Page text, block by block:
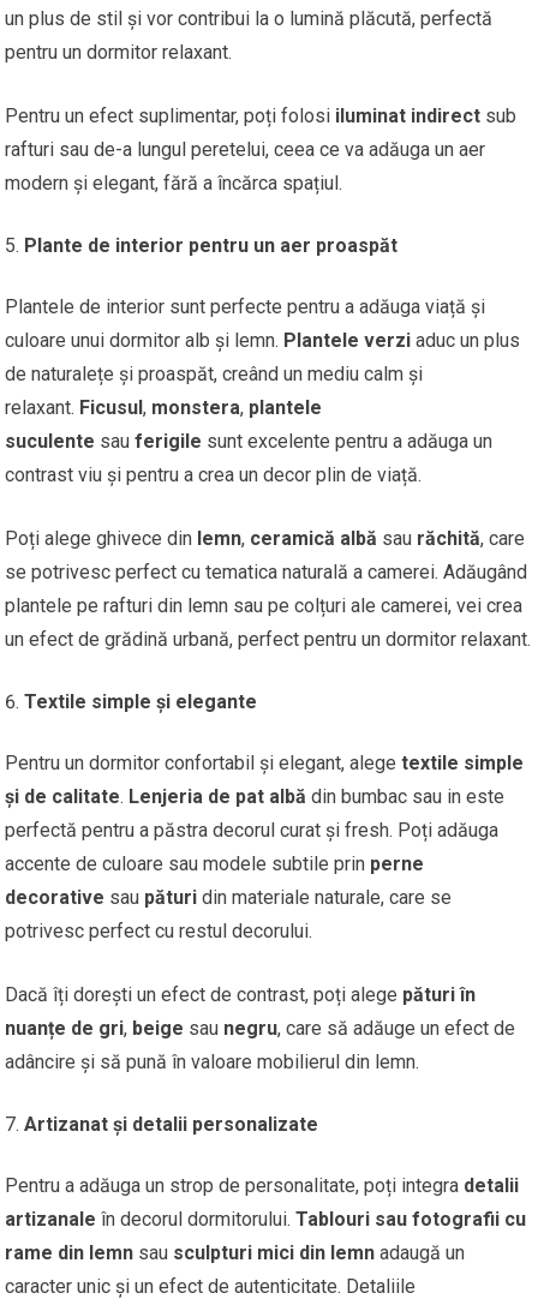
un plus de stil și vor contribui la o lumină plăcută, perfectă
pentru un dormitor relaxant.
Pentru un efect suplimentar, poți folosi iluminat indirect sub
rafturi sau de-a lungul peretelui, ceea ce va adăuga un aer
modern și elegant, fără a încărca spațiul.
Plante de interior pentru un aer proaspăt
Plantele de interior sunt perfecte pentru a adăuga viață și
culoare unui dormitor alb și lemn. Plantele verzi aduc un plus
de naturalețe și proaspăt, creând un mediu calm și
relaxant. Ficusul, monstera, plantele
suculente sauferigile sunt excelente pentru a adăuga un
contrast viu și pentru a crea un decor plin de viață.
Poți alege ghivece din lemn, ceramică albă sau răchită, care
se potrivesc perfect cu tematica naturală a camerei. Adăugând
plantele pe rafturi din lemn sau pe colțuri ale camerei, vei crea
un efect de grădină urbană, perfect pentru un dormitor relaxant.
Textile simple și elegante
Pentru un dormitor confortabil și elegant, alegetextile simple
și de calitate. Lenjeria de pat albă din bumbac sau in este
perfectă pentru a păstra decorul curat și fresh. Poți adăuga
accente de culoare sau modele subtile prin perne
decorative sau pături din materiale naturale, care se
potrivesc perfect cu restul decorului.
Dacă îți dorești un efect de contrast, poți alege pături în
nuanțe de gri, beige sau negru, care să adăuge un efect de
adâncire și să pună în valoare mobilierul din lemn.
Artizanat și detalii personalizate
Pentru a adăuga un strop de personalitate, poți integra detalii
artizanale în decorul dormitorului.Tablouri sau fotografii cu
rame din lemn sau sculpturi mici din lemn adaugă un
caracter unic și un efect de autenticitate. Detaliile